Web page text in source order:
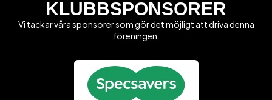
KLUBBSPONSORER
Vi tackar våra sponsorer som gör det möjligt att driva denna
föreningen.